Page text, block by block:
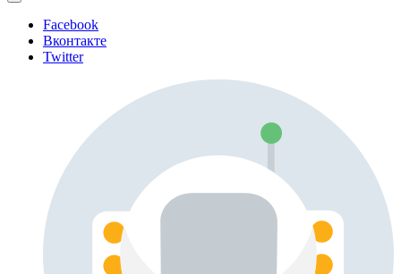
Facebook
Вконтакте
Twitter